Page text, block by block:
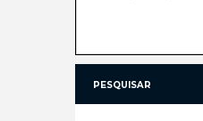
PESQUISAR